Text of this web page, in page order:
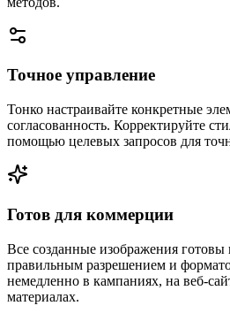
Точное управление
Тонко настраивайте конкретные
согласованность. Корректируйте
помощью целевых запросов для
Готов для коммерции
Все созданные изображения готовы
правильным разрешением и
немедленно в кампаниях, на веб-
материалах.